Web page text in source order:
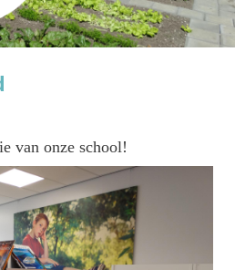
van onze school!